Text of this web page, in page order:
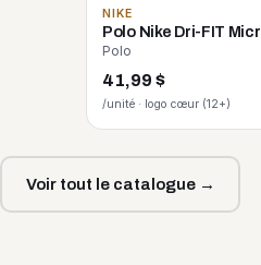
NIKE
Polo Nike Dri-FIT
Polo
41,99 $
/unité · logo cœur (12+)
Voir tout le catalogue →